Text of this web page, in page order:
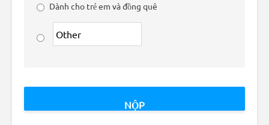
Dành cho trẻ em và đồng quê